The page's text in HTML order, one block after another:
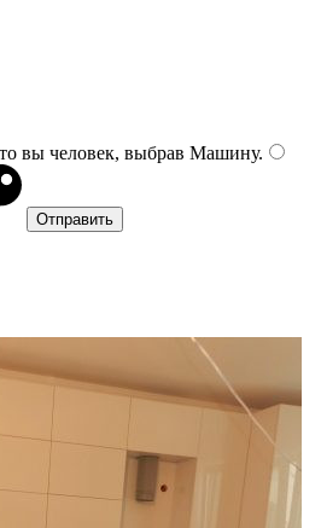
вы человек, выбрав Машину.